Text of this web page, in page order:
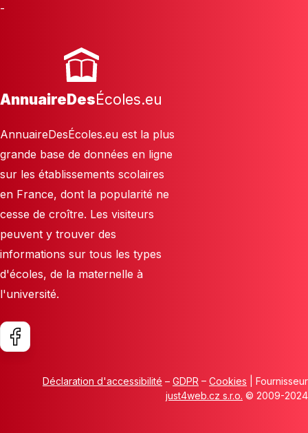
-
AnnuaireDesÉcoles.eu
AnnuaireDesÉcoles.eu est la plus
grande base de données en ligne
sur les établissements scolaires
en France, dont la popularité ne
cesse de croître. Les visiteurs
peuvent y trouver des
informations sur tous les types
d'écoles, de la maternelle à
l'université.
Déclaration d'accessibilité – GDPR – Cookies | Fournisseur
just4web.cz s.r.o. © 2009-2024